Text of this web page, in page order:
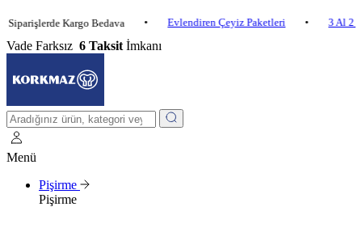
Kargo Bedava • Evlendiren Çeyiz Paketleri • 3 Al 2 Öde
Vade Farksız 6 Taksit İmkanı
Menü
Pişirme
Pişirme